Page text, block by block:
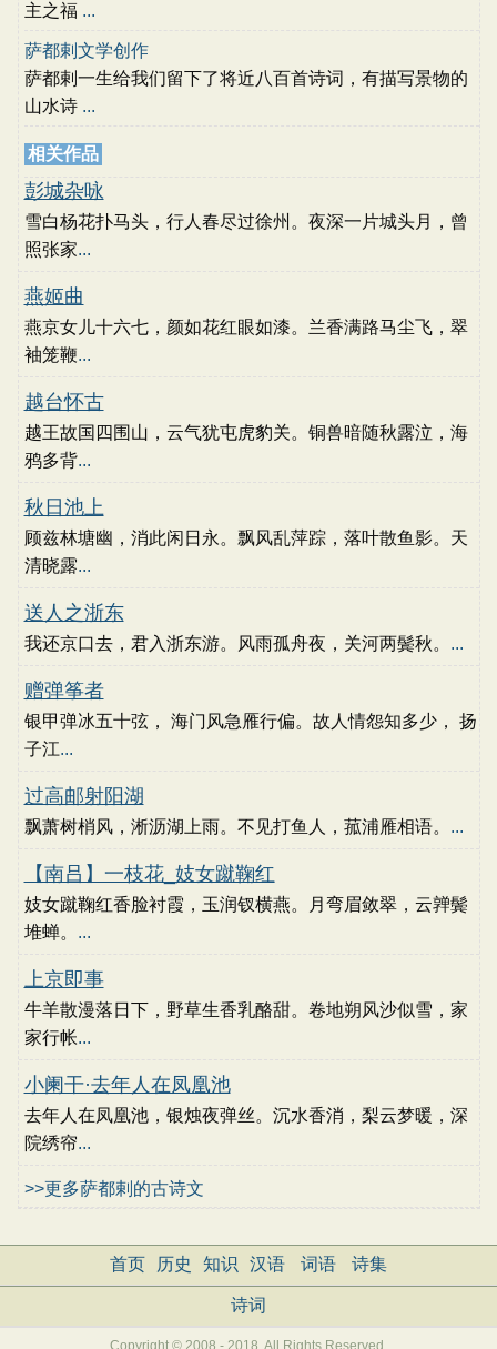
主之福 ...
萨都剌文学创作
萨都剌一生给我们留下了将近八百首诗词，有描写景物的
山水诗 ...
相关作品
彭城杂咏
雪白杨花扑马头，行人春尽过徐州。夜深一片城头月，曾
照张家...
燕姬曲
燕京女儿十六七，颜如花红眼如漆。兰香满路马尘飞，翠
袖笼鞭...
越台怀古
越王故国四围山，云气犹屯虎豹关。铜兽暗随秋露泣，海
鸦多背...
秋日池上
顾兹林塘幽，消此闲日永。飘风乱萍踪，落叶散鱼影。天
清晓露...
送人之浙东
我还京口去，君入浙东游。风雨孤舟夜，关河两鬓秋。 ...
赠弹筝者
银甲弹冰五十弦， 海门风急雁行偏。故人情怨知多少， 扬
子江...
过高邮射阳湖
飘萧树梢风，淅沥湖上雨。不见打鱼人，菰浦雁相语。 ...
【南吕】一枝花_妓女蹴鞠红
妓女蹴鞠红香脸衬霞，玉润钗横燕。月弯眉敛翠，云亸鬓
堆蝉。 ...
上京即事
牛羊散漫落日下，野草生香乳酪甜。卷地朔风沙似雪，家
家行帐...
小阑干·去年人在凤凰池
去年人在凤凰池，银烛夜弹丝。沉水香消，梨云梦暖，深
院绣帘...
>>更多萨都剌的古诗文
首页 历史 知识 汉语 词语 诗集
诗词
Copyright © 2008 - 2018, All Rights Reserved.